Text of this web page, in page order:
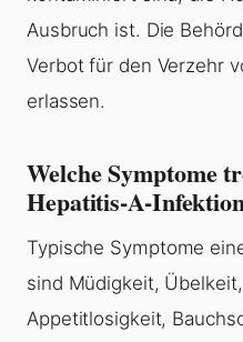
Ausbruch ist. Die
Verbot für den Verzehr
erlassen.
Welche Symptome
Hepatitis-A-
Typische Symptome
sind Müdigkeit,
Appetitlosigkeit,